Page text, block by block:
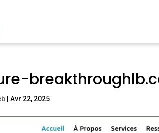
|Avr 22, 2025